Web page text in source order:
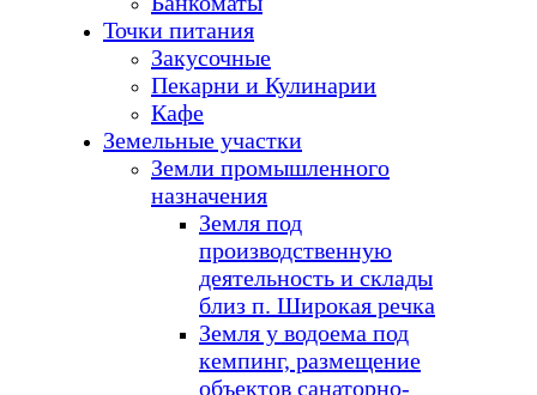
Точки питания
Закусочные
Пекарни и Кулинарии
Кафе
Земельные участки
Земли промышленного
назначения
Земля под
производственную
деятельность и склады
близ п. Широкая речка
Земля у водоема под
кемпинг, размещение
объектов санаторно-